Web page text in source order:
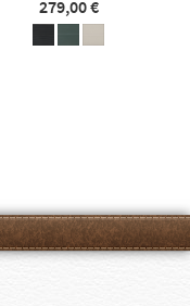
279,00 €